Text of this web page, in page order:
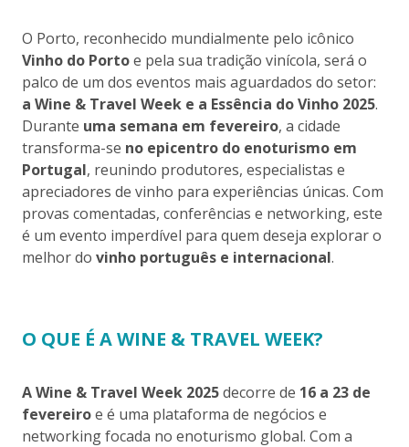
O Porto, reconhecido mundialmente pelo icônico
Vinho do Portoe pela sua tradição vinícola, será o
palco de um dos eventos mais aguardados do setor:
a Wine & Travel Week e a Essência do Vinho 2025.
Durante uma semana em fevereiro, a cidade
transforma-se no epicentro do enoturismo em
Portugal, reunindo produtores, especialistas e
apreciadores de vinho para experiências únicas. Com
provas comentadas, conferências e networking, este
é um evento imperdível para quem deseja explorar o
melhor do vinho português e internacional.
O QUE É A WINE & TRAVEL WEEK?
A Wine & Travel Week 2025decorre de 16 a 23 de
fevereiroe é uma plataforma de negócios e
networking focada no enoturismo global. Com a